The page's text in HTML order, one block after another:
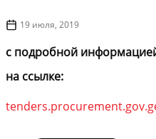
19 июля, 2019
с подробной
на ссылке: